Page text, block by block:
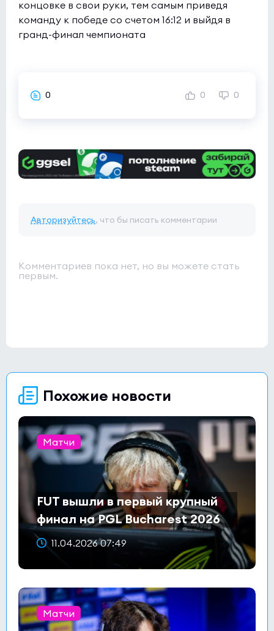
концовке в свои руки, тем самым приведя
команду к победе со счетом 16:12 и выйдя в
гранд-финал чемпионата
0 0 0
Авторизуйтесь, что бы писать комментарии
Комментариев пока нет, но вы можете стать
первым.
Похожие новости
Матчи
FUT вышли в первый крупный
финал на PGL Bucharest 2026
11.04.2026 07:49
Матчи